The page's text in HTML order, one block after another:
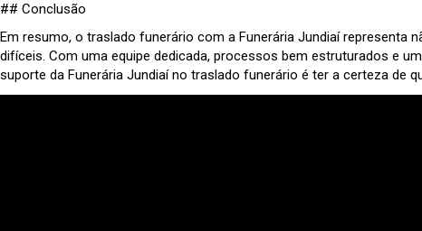
## Conclusão
Em resumo, o traslado funerário com a Funerária Jundiaí
difíceis. Com uma equipe dedicada, processos bem estruturados e
suporte da Funerária Jundiaí no traslado funerário é ter a certeza